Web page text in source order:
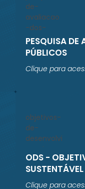
PESQUISA DE
PÚBLICOS
Clique para
ODS -
SUSTENTÁVEL
Clique para